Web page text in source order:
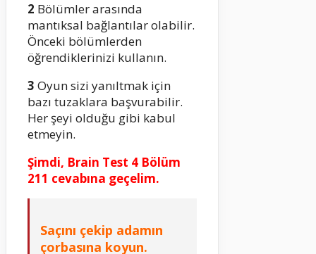
2 Bölümler arasında
mantıksal bağlantılar olabilir.
Önceki bölümlerden
öğrendiklerinizi kullanın.
3 Oyun sizi yanıltmak için
bazı tuzaklara başvurabilir.
Her şeyi olduğu gibi kabul
etmeyin.
Şimdi, Brain Test 4 Bölüm
211 cevabına geçelim.
Saçını çekip adamın
çorbasına koyun.